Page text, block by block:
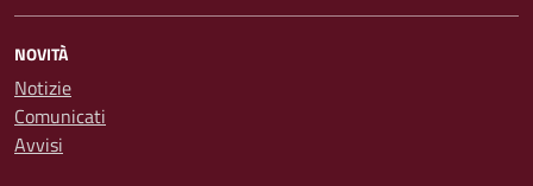
NOVITÀ
Notizie
Comunicati
Avvisi